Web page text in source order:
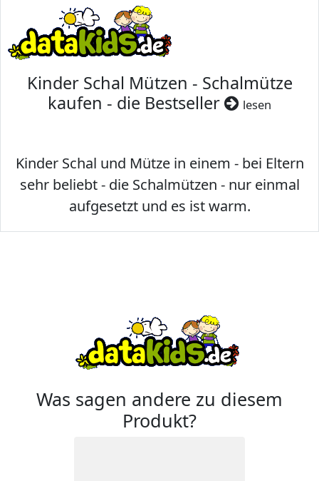
Kinder Schal Mützen - Schalmütze
kaufen - die Bestseller
lesen
Kinder Schal und Mütze in einem - bei Eltern
sehr beliebt - die Schalmützen - nur einmal
aufgesetzt und es ist warm.
Was sagen andere zu diesem
Produkt?